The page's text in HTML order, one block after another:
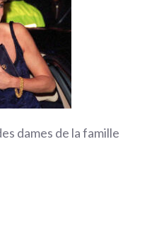
dames de la famille